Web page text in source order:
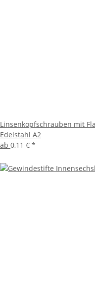
Linsenkopfschrauben mit
Edelstahl A2
ab 0,11 € *